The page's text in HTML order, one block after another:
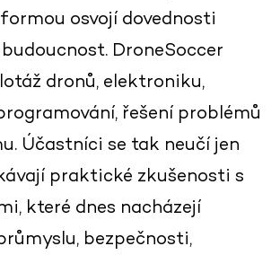
osvojí dovednosti
DroneSoccer
dronů, elektroniku,
řešení problémů
Účastníci se tak neučí jen
praktické zkušenosti s
které dnes nacházejí
bezpečnosti,